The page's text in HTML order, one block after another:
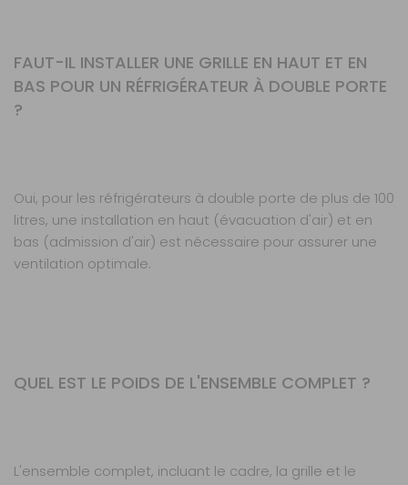
FAUT-IL INSTALLER UNE GRILLE EN HAUT ET EN
BAS POUR UN RÉFRIGÉRATEUR À DOUBLE PORTE
?
Oui, pour les réfrigérateurs à double porte de plus de 100
litres, une installation en haut (évacuation d'air) et en
bas (admission d'air) est nécessaire pour assurer une
ventilation optimale.
QUEL EST LE POIDS DE L'ENSEMBLE COMPLET ?
L'ensemble complet, incluant le cadre, la grille et le